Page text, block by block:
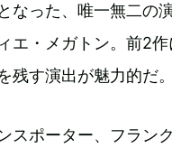
なった、唯一無二の
エ・メガトン。前2作
す演出が魅力的だ。
スポーター、フランク